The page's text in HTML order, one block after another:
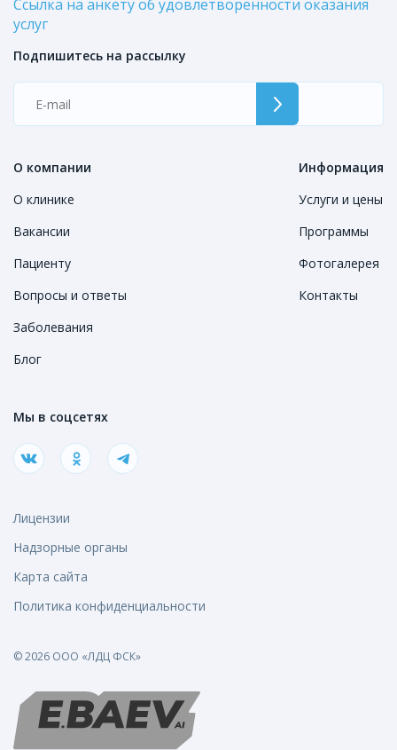
Ссылка на анкету об удовлетворенности оказания
услуг
О компании
О клинике
Вакансии
Пациенту
Вопросы и ответы
Заболевания
Блог
Информация
Услуги и цены
Программы
Фотогалерея
Контакты
Подпишитесь на рассылку
Мы в соцсетях
Лицензии
Надзорные органы
Карта сайта
Политика конфиденциальности
© 2026 ООО «ЛДЦ ФСК»